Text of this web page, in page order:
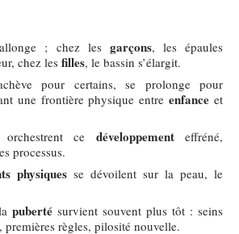
; chez les garçons, les épaules
chez les filles, le bassin s’élargit.
pour certains, se prolonge pour
une frontière physique entreenfance et
ce développementeffréné,
processus.
physiques se dévoilent sur la peau, le
puberté survient souvent plus tôt : seins
premières règles, pilosité nouvelle.